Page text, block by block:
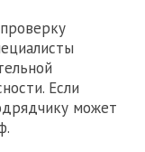
Если
может